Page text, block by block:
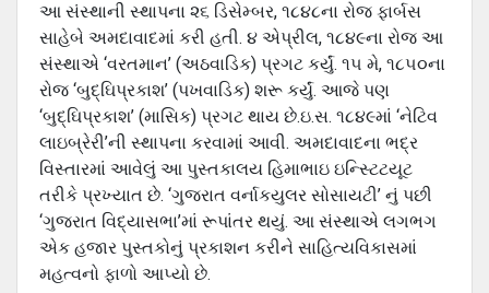
આ સંસ્‍થાની સ્‍થાપના ૨૬ ડિસેમ્‍બર, ૧૮૪૮ના રોજ ફાર્બસ
સાહેબે અમદાવાદમાં કરી હતી. ૪ એપ્રીલ, ૧૮૪૯ના રોજ આ
સંસ્‍થાએ ‘વરતમાન’ (અઠવાડિક) પ્રગટ કર્યું. ૧૫ મે, ૧૮૫૦ના
રોજ ‘બુદ્ઘિપ્રકાશ’ (પખવાડિક) શરૂ કર્યું. આજે પણ
‘બુદ્ઘિપ્રકાશ’ (માસિક) પ્રગટ થાય છે.ઇ.સ. ૧૮૪૯માં ‘નેટિવ
લાઇબ્રેરી’ની સ્‍થાપના કરવામાં આવી. અમદાવાદના ભદ્ર
વિસ્‍તારમાં આવેલું આ પુસ્‍તકાલય હિમાભાઇ ઇન્સ્ટિટયૂટ
તરીકે પ્રખ્‍યાત છે. ‘ગુજરાત વર્નાકયુલર સોસાયટી’ નું પછી
‘ગુજરાત વિદ્યાસભા’માં રૂપાંતર થયું. આ સંસ્‍થાએ લગભગ
એક હજાર પુસ્‍તકોનું પ્રકાશન કરીને સાહિત્‍યવિકાસમાં
મહત્‍વનો ફાળો આપ્‍યો છે.